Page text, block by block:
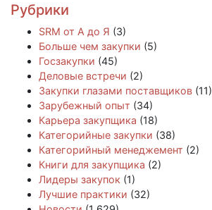
Рубрики
SRM от А до Я (3)
Больше чем закупки (5)
Госзакупки (45)
Деловые встречи (2)
Закупки глазами поставщиков (11)
Зарубежный опыт (34)
Карьера закупщика (18)
Категорийные закупки (38)
Категорийный менеджемент (2)
Книги для закупщика (2)
Лидеры закупок (1)
Лучшие практики (32)